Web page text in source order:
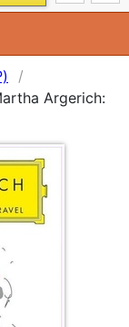
Argerich: